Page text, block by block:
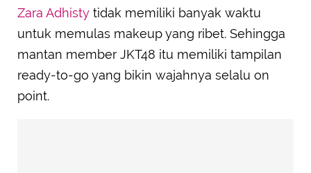
Zara Adhisty tidak memiliki banyak waktu
untuk memulas makeup yang ribet. Sehingga
mantan member JKT48 itu memiliki tampilan
ready-to-go yang bikin wajahnya selalu on
point.